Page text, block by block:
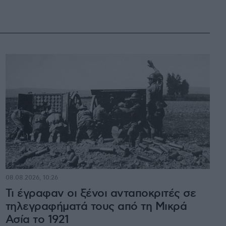
Τι έγραφαν οι ξένοι ανταποκριτές σε
τηλεγραφήματά τους από τη Μικρά
Ασία το 1921
08.08.2026, 10:26